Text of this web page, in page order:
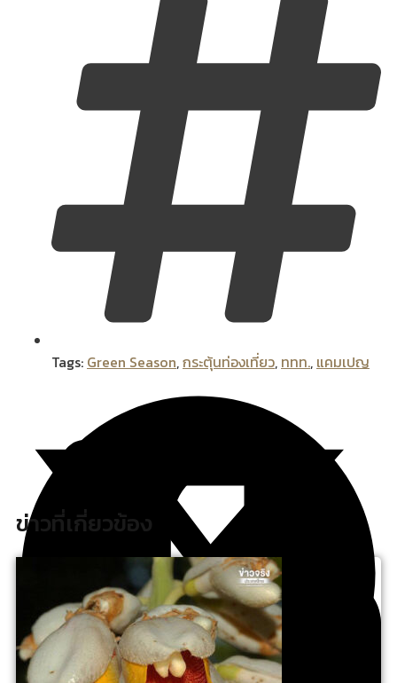
Tags: Green Season,กระตุ้นท่องเที่ยว, ททท., แคมเปญ
ข่าวที่เกี่ยวข้อง